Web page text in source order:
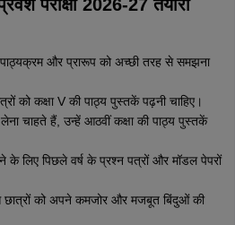
परीक्षा 2026-27 तैयारी
पाठ्यक्रम और प्रारूप को अच्छी तरह से समझना
को कक्षा V की पाठ्य पुस्तकें पढ़नी चाहिए।
लेना चाहते हैं, उन्हें आठवीं कक्षा की पाठ्य पुस्तकें
के लिए पिछले वर्ष के प्रश्न पत्रों और मॉडल पेपरों
को अपने कमजोर और मजबूत बिंदुओं की